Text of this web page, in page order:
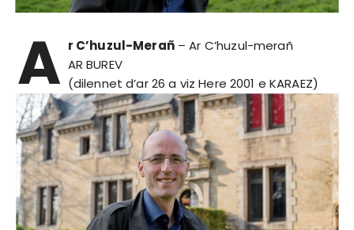
A r C’huzul-Merañ– Ar C’huzul-merañ
AR BUREV
(dilennet d’ar 26 a viz Here 2001 e KARAEZ)